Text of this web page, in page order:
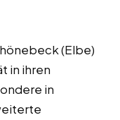
(Elbe)
in ihren
in